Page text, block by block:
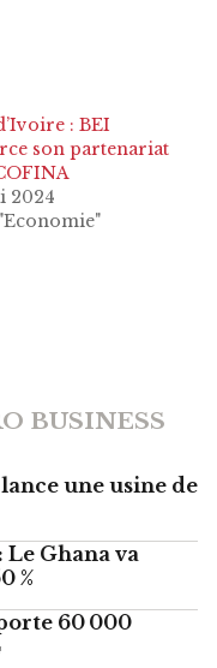
: BEI
son partenariat
2024
BUSINESS
une usine de
Ghana va
%
60 000